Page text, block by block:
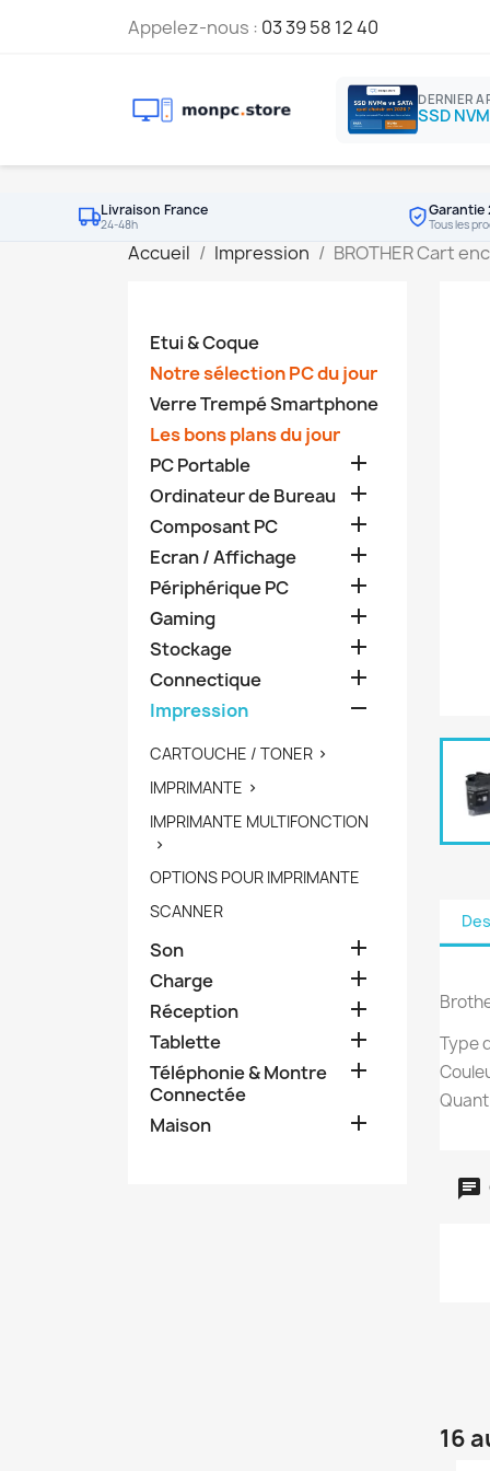
Appelez-nous : 03 39 58 12 40
DERNIER
Livraison France
24-48h
Garantie
Tous les
Accueil Impression BROTHER Cart
Etui & Coque
Notre sélection PC du jour
Verre Trempé Smartphone
Les bons plans du jour
PC Portable

Ordinateur de Bureau 
Composant PC 
Ecran / Affichage 
Périphérique PC 
Gaming 
Stockage 
Connectique 
Impression 
CARTOUCHE / TONER 
IMPRIMANTE 
IMPRIMANTE MULTIFONCTION

OPTIONS POUR IMPRIMANTE
SCANNER
Son 
Charge 
Réception 
Tablette 
Téléphonie & Montre
Connectée

Maison 
Type
16